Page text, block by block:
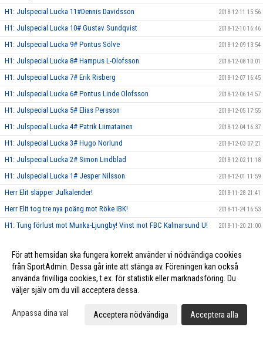
H1: Julspecial Lucka 11#Dennis Davidsson 2018-12-11 15:56
H1: Julspecial Lucka 10# Gustav Sundqvist 2018-12-10 16:46
H1: Julspecial Lucka 9# Pontus Sölve 2018-12-09 13:54
H1: Julspecial Lucka 8# Hampus L-Olofsson 2018-12-08 10:01
H1: Julspecial Lucka 7# Erik Risberg 2018-12-07 16:45
H1: Julspecial Lucka 6# Pontus Linde Olofsson 2018-12-06 14:57
H1: Julspecial Lucka 5# Elias Persson 2018-12-05 17:55
H1: Julspecial Lucka 4# Patrik Liimatainen 2018-12-04 16:37
H1: Julspecial Lucka 3# Hugo Norlund 2018-12-03 07:21
H1: Julspecial Lucka 2# Simon Lindblad 2018-12-02 11:18
H1: Julspecial Lucka 1# Jesper Nilsson 2018-12-01 11:59
Herr Elit släpper Julkalender! 2018-11-28 21:41
Herr Elit tog tre nya poäng mot Röke IBK! 2018-11-24 16:53
H1: Tung förlust mot Munka-Ljungby! Vinst mot FBC Kalmarsund U! 2018-11-20 21:00
Vinst mot Halmstad IBK för Herr Elit! 2018-10-18 20:55
Vinst i hemmapremiären för Herr Elit! 2018-10-02 23:07
Hemmapremiär Herr Elit vs Skurup IBK 30/9
Ny säsong 2018/19 Herr Elit Div 1. 2018-07-31 18:53
2018-05-27 15:37
För att hemsidan ska fungera korrekt använder vi nödvändiga cookies
från SportAdmin. Dessa går inte att stänga av. Föreningen kan också
använda frivilliga cookies, t.ex. för statistik eller marknadsföring. Du
väljer själv om du vill acceptera dessa.
Anpassa dina val Acceptera nödvändiga Acceptera alla